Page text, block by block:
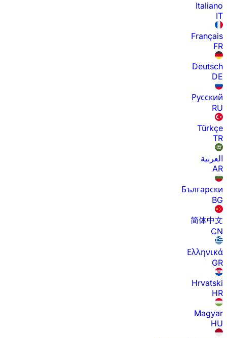
Italiano
IT
Français
FR
Deutsch
DE
Русский
RU
Türkçe
TR
العربية
AR
Български
BG
简体中文
CN
Ελληνικά
GR
Hrvatski
HR
Magyar
HU